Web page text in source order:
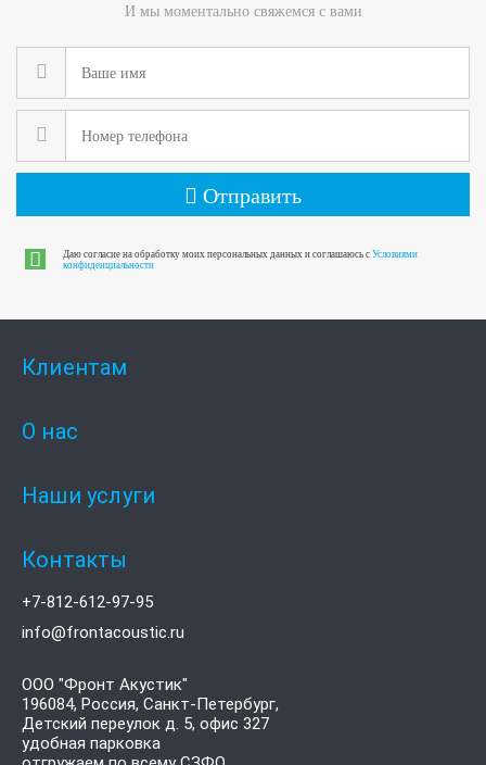
И мы моментально свяжемся с вами
Отправить
Даю согласие на обработку моих персональных данных и соглашаюсь с Условиями
конфиденциальности
Клиентам
О нас
Наши услуги
Контакты
+7-812-612-97-95
info@frontacoustic.ru
ООО "Фронт Акустик"
196084, Россия, Санкт-Петербург,
Детский переулок д. 5, офис 327
удобная парковка